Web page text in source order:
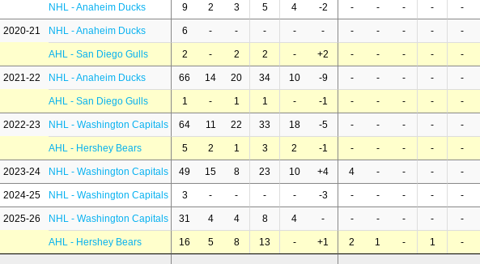
NHL - Anaheim Ducks 9 2 3 5 4 -2 - - - - -
2020-21 NHL - Anaheim Ducks 6 - - - - - - - - - -
AHL - San Diego Gulls 2 - 2 2 - +2 - - - - -
2021-22 NHL - Anaheim Ducks 66 14 20 34 10 -9 - - - - -
AHL - San Diego Gulls 1 - 1 1 - -1 - - - - -
2022-23 NHL - Washington Capitals 64 11 22 33 18 -5 - - - - -
AHL - Hershey Bears 5 2 1 3 2 -1 - - - - -
2023-24 NHL - Washington Capitals 49 15 8 23 10 +4 4 - - - -
2024-25 NHL - Washington Capitals 3 - - - - -3 - - - - -
2025-26 NHL - Washington Capitals 31 4 4 8 4 - - - - - -
AHL - Hershey Bears 16 5 8 13 - +1 2 1 - 1 -